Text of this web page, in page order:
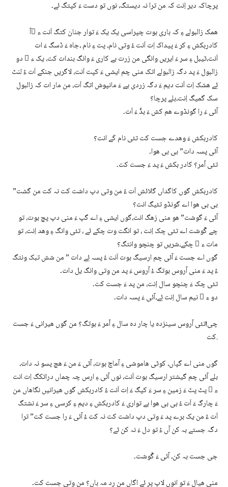
پرچاکہ دیر اِنت کہ من ترا نہ دیستگ، نوں تو دست ءَ کپتگ ئے۔
ھمک زالبولے ءِ کہ باری بوت چپراسی یک یک ءَ توار جنان کتگ اَنت ء ُآ
کادربکش ءِ کر ءَ پیداک اِت اَنت ءُ وتی نام، پت ءِ نام ،جاہ ءَ ڈسگ ءَ ات
اَنت،ٹیبل ءِ سر ءَ ایریں وانگی من زرت بے کاری ءَ وانگ بندات کت، یک ء ُ دو
زالبول ءَ پد دگہ زالبولے اتک منی چم ایشی ءَ کپت اَنت، لاگریں جنکے اَت ءُ لنٹ
ئِے ھشک اِت اَنت دیم ءَ دگہ زردی یے ءَ مانپوش اتگ اَت، من مار ات کہ زالبول
سک گمیگ اِنت،بلے پرچا؟
آئی ءَ را گونڈوے ھم کش ءَ بڈّ ءَ اَت۔
کادربکش ءَ وھدے جست کت تئی نام کَے انت؟
آئی پسہ دات” بی بی ھوا۔
تئی اُمر؟ کادر بکش ءَ پد ءَ جست کت۔
کادربکش گوں کاگداں گلائش اَت ءُ من وتی دپ داشت کت نہ کت من گشت”
بی بی ھوا اے گونڈو تئیگ انت؟
آئی ءَ گوشت” ھو منی زھگ انت،گوں ایشی ءِ اے گپ ءَ منی دپ پچ بوت، تو
چے گْوشت اے تئی چک اِنت ، تو انگت وت چکے ئے ، تئی وانگ ءِ وھد اِنت، تو
مات ء ُ چکے،شریں تو چنچو وانتگ؟
گوں اے جست ءَ آئی چم ارسیگ بوت اَنت ءُ پسہ ئِے دات ” من شش تبک ونتگ
ءُ پد ءَ منی آروس بوتگ ءُ آروس ءَ پد من وتی وانگ یل دات۔
تئی چک ءَ چنچو سال اِنت، من پد ءَ جست کت۔
دو ء ُ نیم سال اِنت ئِے،آئی ءَ پسہ دات۔
چی!تئی آروس سینزدہ یا چار دہ سال ءِ اُمر ءَ بوتگ؟ من گوں ھیرانی ءَ جست
کت.
گوں منی اے گپاں، کوٹی ھاموشی ءِ آماچ بوت، آئی ءَ من ءَ ھچ پسو نہ دات،
بلے آئی چم گیشتر ارسیگ بوت اَنت، نوں آئی ءِ ارس چہ چماں دراتکگ اِت انت
ء ُ پٹ پٹ ءَ زمین ءِ سر ءَ کپگ ءَ اِت اَنت ءُ کادربکش گوں ھیرانیں نگاھاں من
ءَ چارگ ءَ اَت ءُ بی بی ھوا بے تواری ءَ کادربکش ءِ دیم ءِ کرسی ءِ سر ءَ نشتگ
اَت ءُ من یک برے پد ءَ وتی دپ داشت کت نہ کت ءُ آئی ءَ را جست کت” ترا
دگہ جستے بہ کن آں ءُ تو دل ءَ نہ کن ئے؟
جی جست بہ کن، آئی ءَ گْوشت۔
منی ھیال ءَ تو انوں لاپ پر ئے اگاں من رد مہ باں؟ من وتی جست کت۔